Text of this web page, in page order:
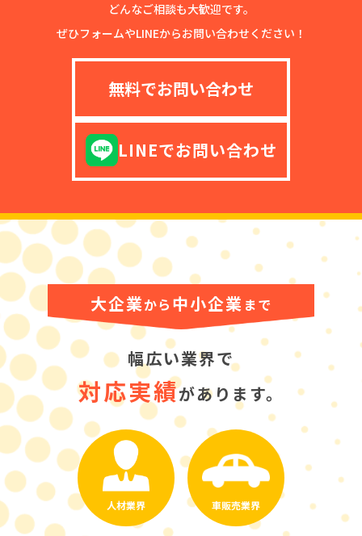
どんなご相談も大歓迎です。
ぜひフォームやLINEからお問い合わせください！
無料でお問い合わせ
LINEでお問い合わせ
大企業から 中小企業 まで
幅広い業界で
対応実績があります。
人材業界 車販売業界